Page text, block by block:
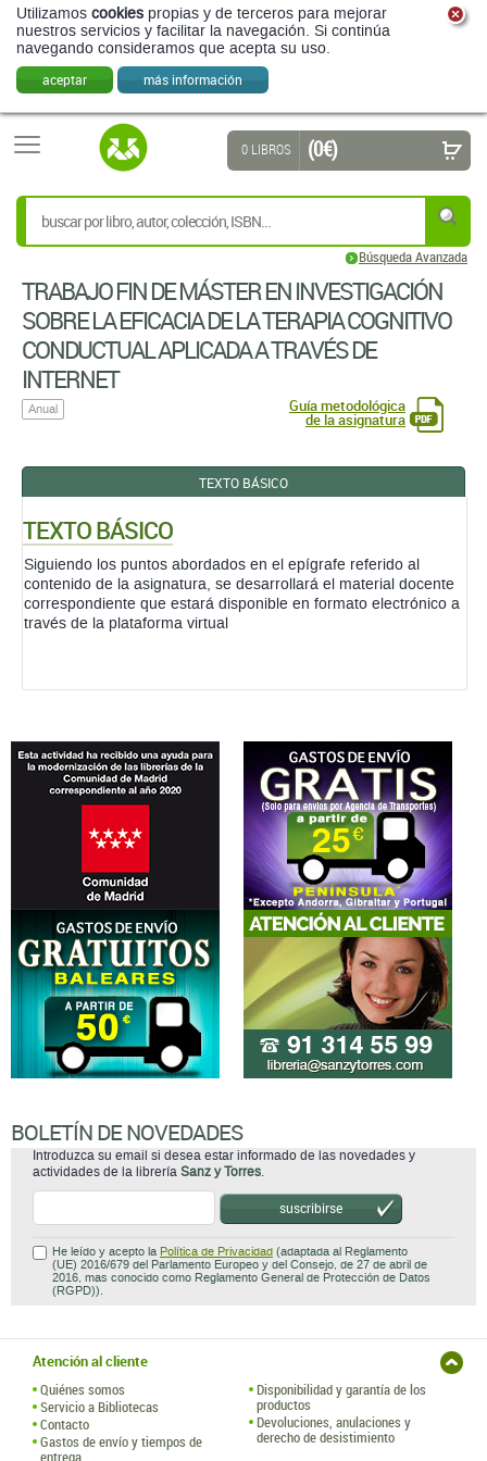
Utilizamos cookies propias y de terceros para mejorar
nuestros servicios y facilitar la navegación. Si continúa
navegando consideramos que acepta su uso.
aceptar más información
Búsqueda Avanzada
0 LIBROS (0 €)
TRABAJO FIN DE MÁSTER EN INVESTIGACIÓN
SOBRE LA EFICACIA DE LA TERAPIA COGNITIVO
CONDUCTUAL APLICADA A TRAVÉS DE
INTERNET
Anual Guía metodológica
de la asignatura
TEXTO BÁSICO
TEXTO BÁSICO
Siguiendo los puntos abordados en el epígrafe referido al
contenido de la asignatura, se desarrollará el material docente
correspondiente que estará disponible en formato electrónico a
través de la plataforma virtual
BOLETÍN DE NOVEDADES
Introduzca su email si desea estar informado de las novedades y
actividades de la librería Sanz y Torres.
suscribirse
He leído y acepto la Política de Privacidad (adaptada al Reglamento
(UE) 2016/679 del Parlamento Europeo y del Consejo, de 27 de abril de
2016, mas conocido como Reglamento General de Protección de Datos
(RGPD)).
Atención al cliente
Quiénes somos
Servicio a Bibliotecas
Contacto
Gastos de envío y tiempos de
entrega
Disponibilidad y garantía de los
productos
Devoluciones, anulaciones y
derecho de desistimiento